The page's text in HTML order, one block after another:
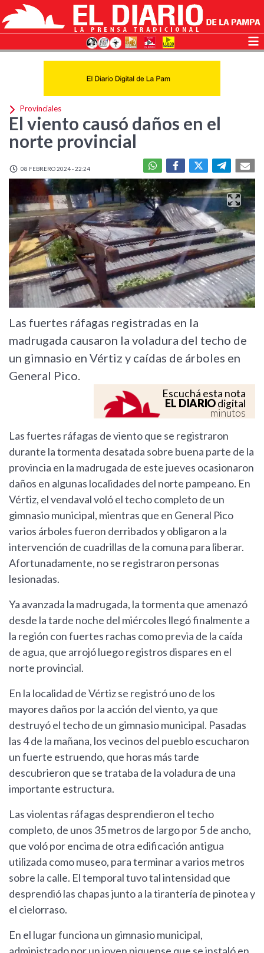
Provinciales
El viento causó daños en el
norte provincial
08 FEBRERO 2024 - 22:24
Las fuertes ráfagas registradas en la
madrugada causaron la voladura del techo de
un gimnasio en Vértiz y caídas de árboles en
General Pico.
Escuchá esta nota
EL DIARIOdigital
minutos
Las fuertes ráfagas de viento que se registraron
durante la tormenta desatada sobre buena parte de la
provincia en la madrugada de este jueves ocasionaron
daños en algunas localidades del norte pampeano. En
Vértiz, el vendaval voló el techo completo de un
gimnasio municipal, mientras que en General Pico
varios árboles fueron derribados y obligaron a la
intervención de cuadrillas de la comuna para liberar.
Afortunadamente, no se registraron personas
lesionadas.
Ya avanzada la madrugada, la tormenta que amenazó
desde la tarde noche del miércoles llegó finalmente a
la región con fuertes rachas como previa de la caída
de agua, que arrojó luego registros dispares en el
norte provincial.
En la localidad de Vértiz se registró uno de los
mayores daños por la acción del viento, ya que
destruyó el techo de un gimnasio municipal. Pasadas
las 4 de la mañana, los vecinos del pueblo escucharon
un fuerte estruendo, que horas más tarde
descubrieron que se trataba de la voladura de una
importante estructura.
Las violentas ráfagas desprendieron el techo
completo, de unos 35 metros de largo por 5 de ancho,
que voló por encima de otra edificación antigua
utilizada como museo, para terminar a varios metros
sobre la calle. El temporal tuvo tal intensidad que
desprendió las chapas junto a la tirantería de pinotea y
el cielorraso.
En el lugar funciona un gimnasio municipal,